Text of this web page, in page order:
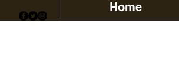
Home